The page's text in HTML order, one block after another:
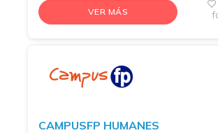
VER MÁS
CAMPUSFP HUMANES